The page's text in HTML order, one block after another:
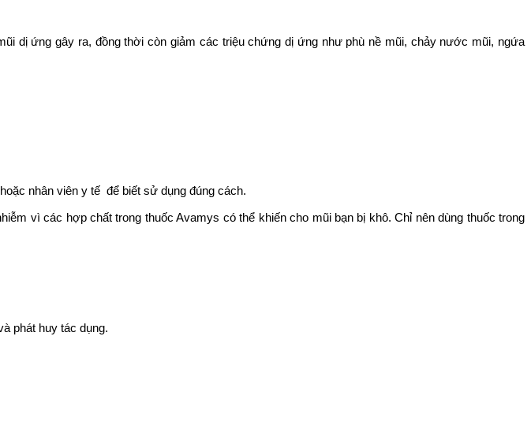
dị ứng gây ra, đồng thời còn giảm các triệu chứng dị ứng như phù nề mũi, chảy nước mũi, ngứa
nhân viên y tế để biết sử dụng đúng cách.
vì các hợp chất trong thuốc Avamys có thể khiến cho mũi bạn bị khô. Chỉ nên dùng thuốc trong
phát huy tác dụng.